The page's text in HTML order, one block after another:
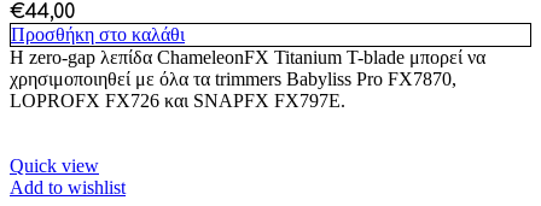
€44,00
Προσθήκη στο καλάθι
Η zero-gap λεπίδα ChameleonFX Titanium T-blade μπορεί να
χρησιμοποιηθεί με όλα τα trimmers Babyliss Pro FX7870,
LOPROFX FX726 και SNAPFX FX797E.
Quick view
Add to wishlist